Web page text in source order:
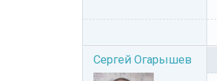
Сергей Огарышев